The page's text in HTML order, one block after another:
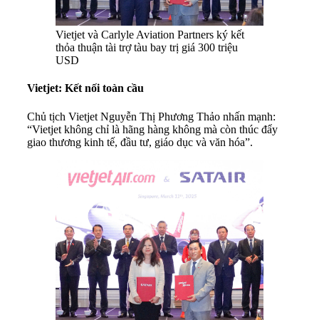
Vietjet và Carlyle Aviation Partners ký kết
thỏa thuận tài trợ tàu bay trị giá 300 triệu
USD
Vietjet: Kết nối toàn cầu
Chủ tịch Vietjet Nguyễn Thị Phương Thảo nhấn mạnh:
“Vietjet không chỉ là hãng hàng không mà còn thúc đẩy
giao thương kinh tế, đầu tư, giáo dục và văn hóa”.